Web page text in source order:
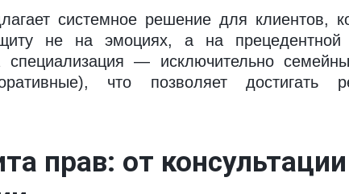
системное решение для клиентов,
не на эмоциях, а на прецедентной
специализация — исключительно
что позволяет достигать
прав: от